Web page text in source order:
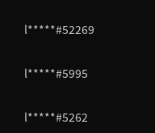
l*****#52269
l*****#5995
l*****#5262